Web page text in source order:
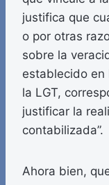
justifica que
o por otras
sobre la
establecido en
la LGT,
justificar la
contabilizada”.
Ahora bien,